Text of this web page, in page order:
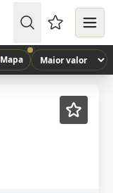
Favoritos
Mapa
Semi-mobiliado